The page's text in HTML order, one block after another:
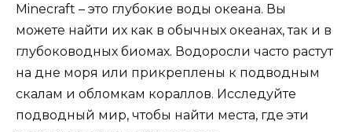
Minecraft – это глубокие воды океана. Вы
можете найти их как в обычных океанах, так и в
глубоководных биомах. Водоросли часто растут
на дне моря или прикреплены к подводным
скалам и обломкам кораллов. Исследуйте
подводный мир, чтобы найти места, где эти